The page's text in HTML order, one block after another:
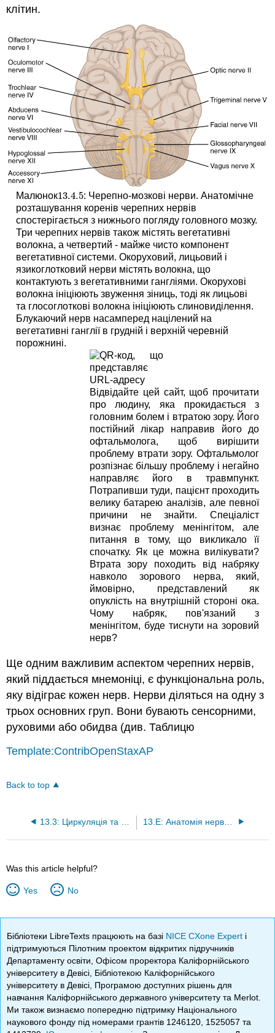
клітин.
Малюнок13.4.5
13.4.5: Черепно-мозкові нерви. Анатомічне
розташування коренів черепних нервів
спостерігається з нижнього погляду головного мозку.
Три черепних нервів також містять вегетативні
волокна, а четвертий - майже чисто компонент
вегетативної системи. Окоруховий, лицьовий і
язикоглотковий нерви містять волокна, що
контактують з вегетативними гангліями. Окорухові
волокна ініціюють звуження зіниць, тоді як лицьові
та глосоглоткові волокна ініціюють слиновиділення.
Блукаючий нерв насамперед націлений на
вегетативні ганглії в грудній і верхній черевній
порожнині.
Відвідайте цей сайт, щоб прочитати
про людину, яка прокидається з
головним болем і втратою зору. Його
постійний лікар направив його до
офтальмолога, щоб вирішити
проблему втрати зору. Офтальмолог
розпізнає більшу проблему і негайно
направляє його в травмпункт.
Потрапивши туди, пацієнт проходить
велику батарею аналізів, але певної
причини не знайти. Спеціаліст
визнає проблему менінгітом, але
питання в тому, що викликало її
спочатку. Як це можна вилікувати?
Втрата зору походить від набряку
навколо зорового нерва, який,
ймовірно, представлений як
опуклість на внутрішній стороні ока.
Чому набряк, пов'язаний з
менінгітом, буде тиснути на зоровий
нерв?
Ще одним важливим аспектом черепних нервів,
який піддається мнемоніці, є функціональна роль,
яку відіграє кожен нерв. Нерви діляться на одну з
трьох основних груп. Вони бувають сенсорними,
руховими або обидва (див. Таблицю
Template:ContribOpenStaxAP
Back to top
13.E: Анатомія нервової тканини (вправи)
Was this article helpful?
Yes No
Бібліотеки LibreTexts працюють на базі NICE CXone Expert і
підтримуються Пілотним проектом відкритих підручників
Департаменту освіти, Офісом проректора Каліфорнійського
університету в Девісі, Бібліотекою Каліфорнійського
університету в Девісі, Програмою доступних рішень для
навчання Каліфорнійського державного університету та Merlot.
Ми також визнаємо попередню підтримку Національного
наукового фонду під номерами грантів 1246120, 1525057 та